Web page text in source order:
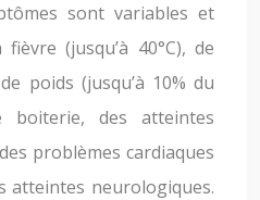
sont variables et
(jusqu’à 40°C), de
poids (jusqu’à 10% du
boiterie, des atteintes
problèmes cardiaques
atteintes neurologiques.